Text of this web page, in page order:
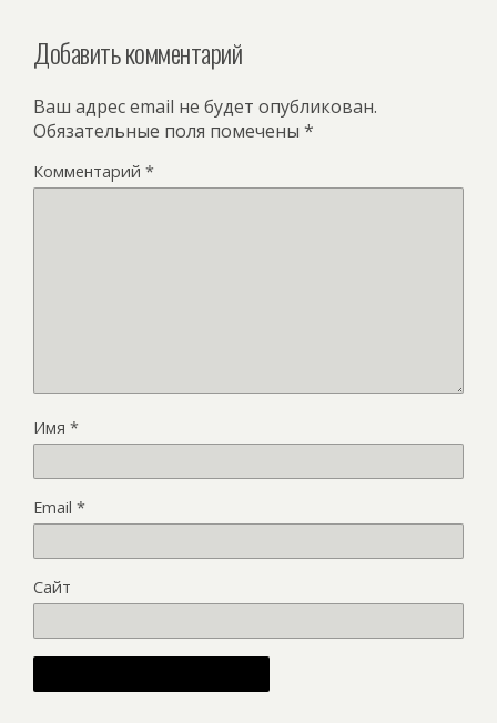
Добавить комментарий
Ваш адрес email не будет опубликован.
Обязательные поля помечены *
Комментарий *
Имя *
Email *
Сайт